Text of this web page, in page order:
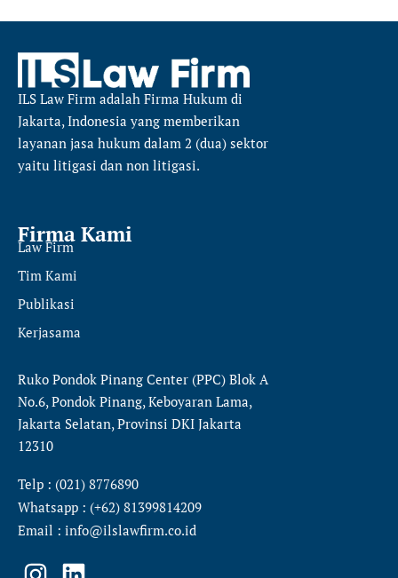
ILS Law Firm adalah Firma Hukum di
Jakarta, Indonesia yang memberikan
layanan jasa hukum dalam 2 (dua) sektor
yaitu litigasi dan non litigasi.
Firma Kami
Law Firm
Tim Kami
Publikasi
Kerjasama
Ruko Pondok Pinang Center (PPC) Blok A
No.6, Pondok Pinang, Keboyaran Lama,
Jakarta Selatan, Provinsi DKI Jakarta
12310
Telp : (021) 8776890
Whatsapp : (+62) 81399814209
Email : info@ilslawfirm.co.id
I L